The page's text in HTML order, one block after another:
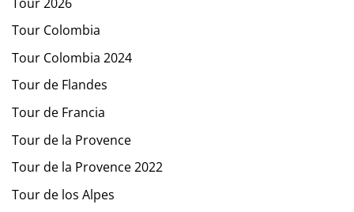
Tour Colombia
Tour Colombia 2024
Tour de Flandes
Tour de Francia
Tour de la Provence
Tour de la Provence 2022
Tour de los Alpes